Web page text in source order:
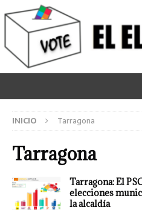
INICIO Tarragona
Tarragona
Tarragona: El
elecciones
la alcaldía